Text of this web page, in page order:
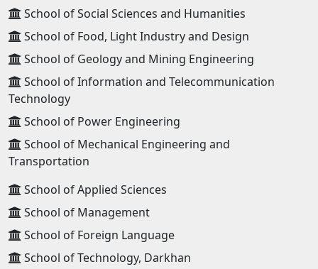
School of Social Sciences and Humanities
School of Food, Light Industry and Design
School of Geology and Mining Engineering
School of Information and Telecommunication
Technology
School of Power Engineering
School of Mechanical Engineering and
Transportation
School of Applied Sciences
School of Management
School of Foreign Language
School of Technology, Darkhan